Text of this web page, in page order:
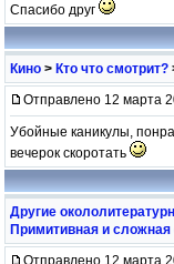
Спасибо друг
Кино > Кто что смотрит?
Отправлено 12 марта
Убойные каникулы,
вечерок скоротать
Другие
Примитивная и сложная
Отправлено 12 марта